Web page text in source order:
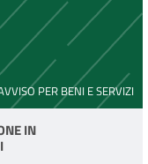
PER BENI E SERVIZI
IN